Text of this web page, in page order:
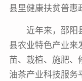
县里健康扶贫普惠
近年来，邵阳
县农业特色产业来
苗、栽植、施肥、
油茶产业科技服务